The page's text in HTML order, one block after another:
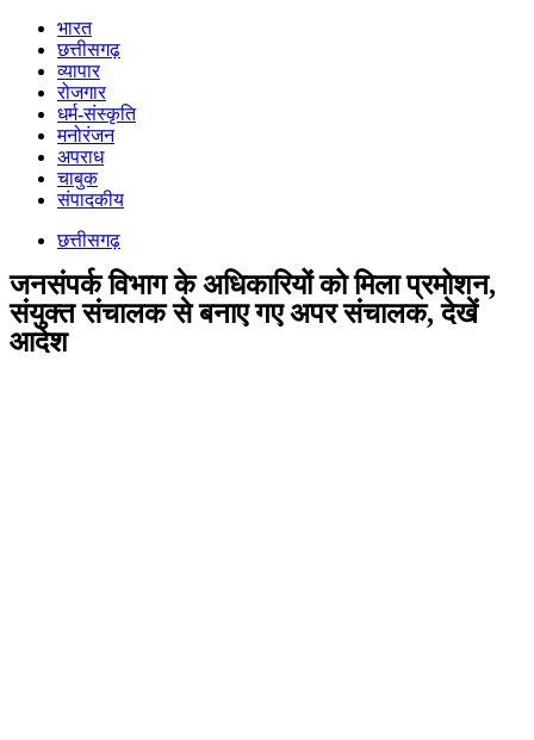
भारत
छत्तीसगढ़
व्यापार
रोजगार
धर्म-संस्कृति
मनोरंजन
अपराध
चाबुक
संपादकीय
छत्तीसगढ़
जनसंपर्क विभाग के अधिकारियों को मिला प्रमोशन,
संयुक्त संचालक से बनाए गए अपर संचालक, देखें
आदेश